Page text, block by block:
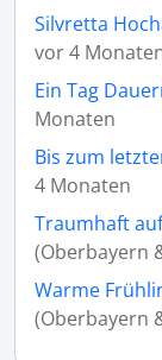
Silvretta
vor 4
Ein Tag
Monaten
Bis zum
4 Monaten
Traumhaft
(Oberbayern
Warme
(Oberbayern